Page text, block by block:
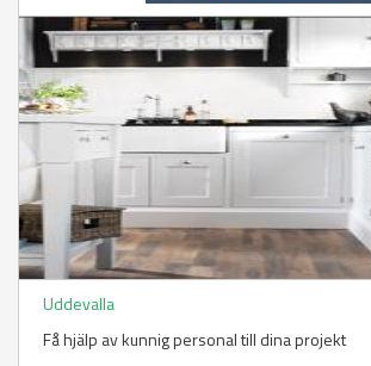
Uddevalla
Få hjälp av kunnig personal till dina projekt